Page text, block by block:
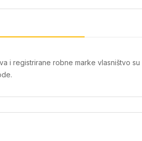
i registrirane robne marke vlasništvo